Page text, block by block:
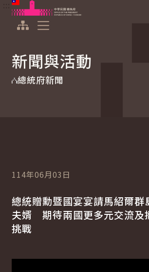
跳到主要內容
中華民國總統府
新聞與活動
總統府新聞
114年06月03日
總統贈勳暨國宴宴請馬紹爾群
夫婿 期待兩國更多元交流及
挑戰